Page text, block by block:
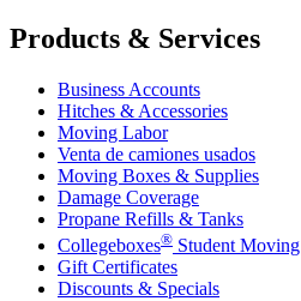
Products & Services
Business Accounts
Hitches & Accessories
Moving Labor
Venta de camiones usados
Moving Boxes & Supplies
Damage Coverage
Propane Refills & Tanks
Collegeboxes® Student Moving
Gift Certificates
Discounts & Specials